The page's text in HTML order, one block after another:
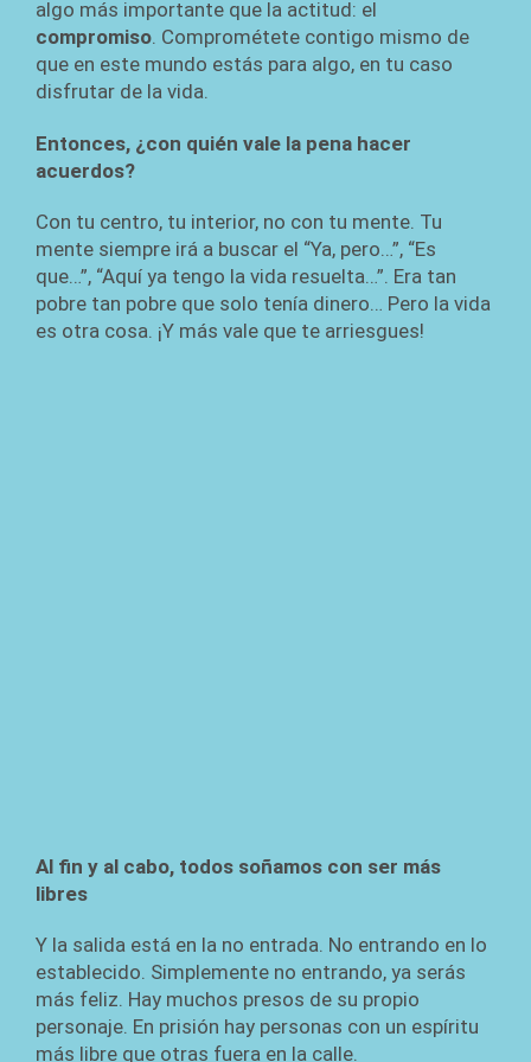
algo más importante que la actitud: el
compromiso. Comprométete contigo mismo de
que en este mundo estás para algo, en tu caso
disfrutar de la vida.
Entonces, ¿con quién vale la pena hacer
acuerdos?
Con tu centro, tu interior, no con tu mente. Tu
mente siempre irá a buscar el “Ya, pero…”, “Es
que…”, “Aquí ya tengo la vida resuelta…”. Era tan
pobre tan pobre que solo tenía dinero… Pero la vida
es otra cosa. ¡Y más vale que te arriesgues!
Al fin y al cabo, todos soñamos con ser más
libres
Y la salida está en la no entrada. No entrando en lo
establecido. Simplemente no entrando, ya serás
más feliz. Hay muchos presos de su propio
personaje. En prisión hay personas con un espíritu
más libre que otras fuera en la calle.